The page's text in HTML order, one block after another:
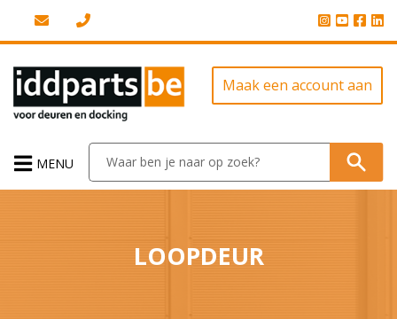
Maak een account aan
MENU
LOOPDEUR